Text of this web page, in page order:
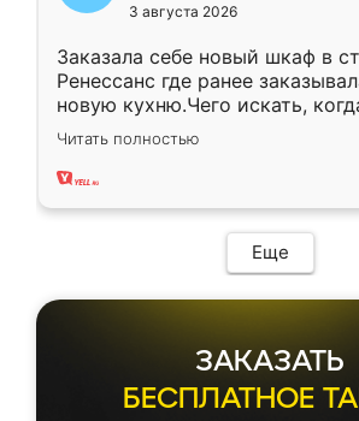
3 августа 2026
Заказала себе новый шкаф в
Ренессанс где ранее
новую кухню.Чего искать,
вполне довольна. Служит
два года, нареканий нет.
Читать полностью
Еще
ЗАКАЗАТЬ
БЕСПЛАТНОЕ